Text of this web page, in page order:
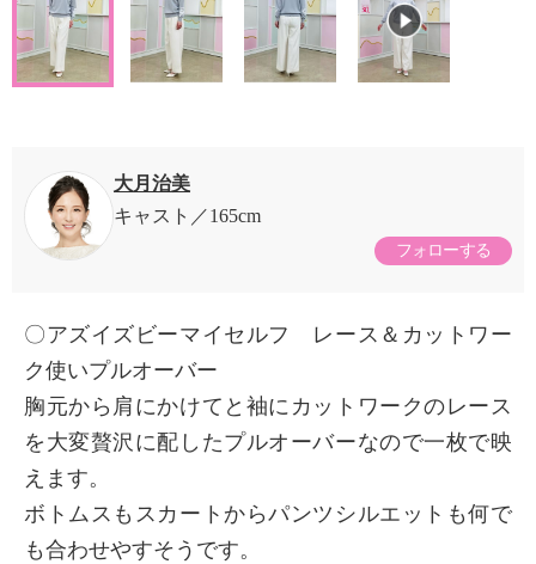
大月治美
キャスト
165cm
フォローする
〇アズイズビーマイセルフ レース＆カットワー
ク使いプルオーバー
胸元から肩にかけてと袖にカットワークのレース
を大変贅沢に配したプルオーバーなので一枚で映
えます。
ボトムスもスカートからパンツシルエットも何で
も合わせやすそうです。